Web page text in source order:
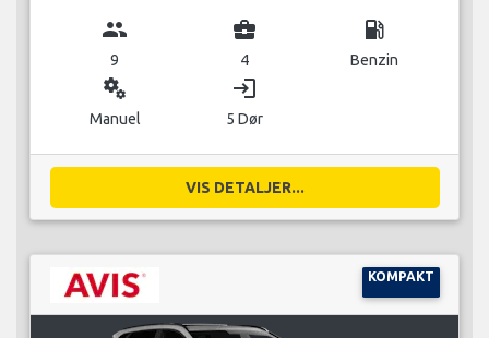
group
9
business_center
4
local_gas_station
Benzin
miscellaneous_services
Manuel
login
5 Dør
VIS DETALJER...
KOMPAKT